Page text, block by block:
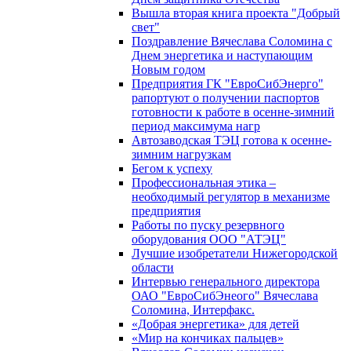
Вышла вторая книга проекта "Добрый
свет"
Поздравление Вячеслава Соломина с
Днем энергетика и наступающим
Новым годом
Предприятия ГК "ЕвроСибЭнерго"
рапортуют о получении паспортов
готовности к работе в осенне-зимний
период максимума нагр
Автозаводская ТЭЦ готова к осенне-
зимним нагрузкам
Бегом к успеху
Профессиональная этика –
необходимый регулятор в механизме
предприятия
Работы по пуску резервного
оборудования ООО "АТЭЦ"
Лучшие изобретатели Нижегородской
области
Интервью генерального директора
ОАО "ЕвроСибЭнеого" Вячеслава
Соломина, Интерфакс.
«Добрая энергетика» для детей
«Мир на кончиках пальцев»